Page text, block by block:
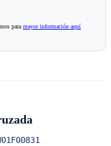
para mayor información aquí